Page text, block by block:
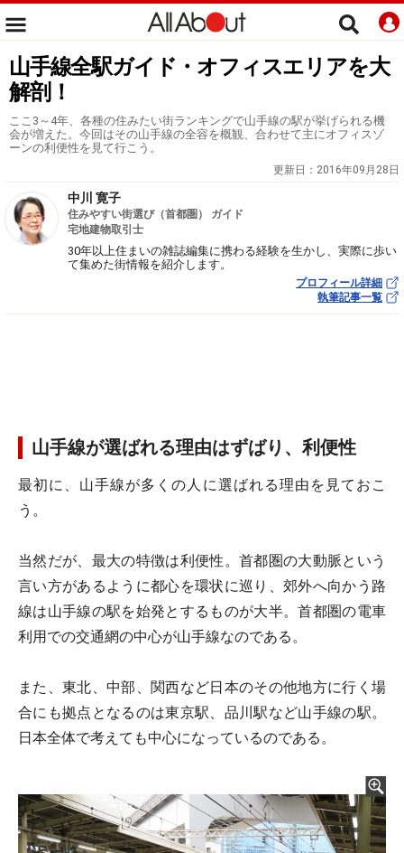
山手線全駅ガイド・オフィスエリアを大
解剖！
ここ3～4年、各種の住みたい街ランキングで山手線の駅が挙げられる機
会が増えた。今回はその山手線の全容を概観、合わせて主にオフィスゾ
ーンの利便性を見て行こう。
更新日： 2016年09月28日
中川 寛子
住みやすい街選び（首都圏） ガイド
宅地建物取引士
30年以上住まいの雑誌編集に携わる経験を生かし、実際に歩い
て集めた街情報を紹介します。
プロフィール詳細
執筆記事一覧
山手線が選ばれる理由はずばり、利便性
最初に、山手線が多くの人に選ばれる理由を見ておこ
う。
当然だが、最大の特徴は利便性。首都圏の大動脈という
言い方があるように都心を環状に巡り、郊外へ向かう路
線は山手線の駅を始発とするものが大半。首都圏の電車
利用での交通網の中心が山手線なのである。
また、東北、中部、関西など日本のその他地方に行く場
合にも拠点となるのは東京駅、品川駅など山手線の駅。
日本全体で考えても中心になっているのである。